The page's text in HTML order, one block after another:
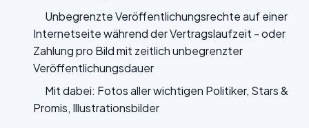
Unbegrenzte Veröffentlichungsrechte auf einer
Internetseite während der Vertragslaufzeit - oder
Zahlung pro Bild mit zeitlich unbegrenzter
Veröffentlichungsdauer
Mit dabei: Fotos aller wichtigen Politiker, Stars &
Promis, Illustrationsbilder